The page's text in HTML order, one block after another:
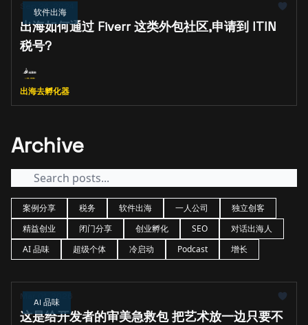
软件出海
Sep 24, 2024
出海如何通过 Fiverr 这类外包社区,申请到 ITIN
税号?
出海去孵化器
Archive
案例分享 税务 软件出海 一人公司
独立创客
精益创业
闭门分享 创业孵化 SEO
对话出海人
AI 品味
超级个体 冷启动 Podcast 增长
AI 品味
Mar 01, 2026
这是给开发者的审美急救包 把艺术放一边只要不